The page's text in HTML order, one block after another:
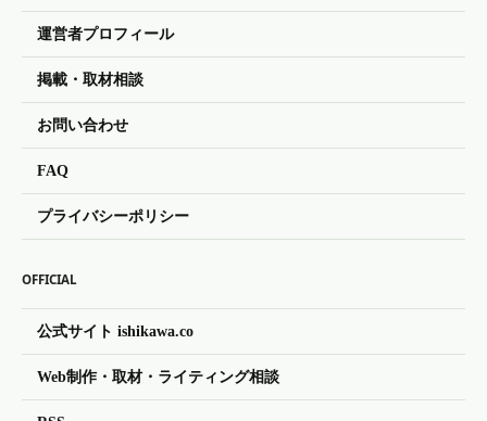
運営者プロフィール
掲載・取材相談
お問い合わせ
FAQ
プライバシーポリシー
OFFICIAL
公式サイト ishikawa.co
Web制作・取材・ライティング相談